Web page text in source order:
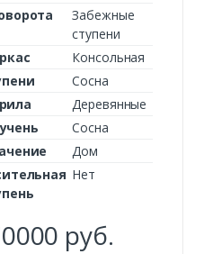
Забежные
ступени
Консольная
Сосна
Деревянные
Сосна
Дом
Нет
руб.